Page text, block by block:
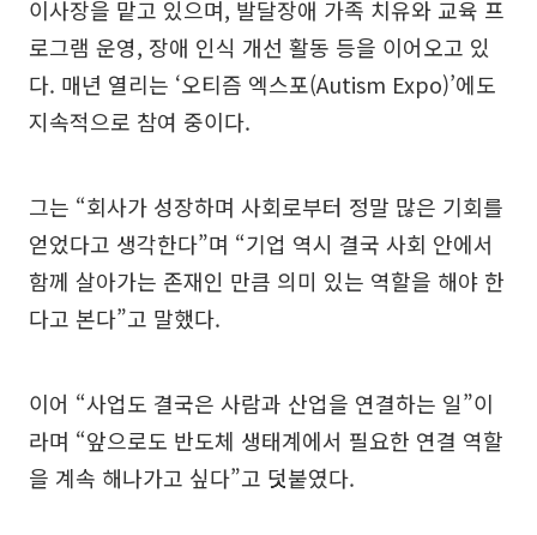
이사장을 맡고 있으며, 발달장애 가족 치유와 교육 프
로그램 운영, 장애 인식 개선 활동 등을 이어오고 있
다. 매년 열리는 ‘오티즘 엑스포(Autism Expo)’에도
지속적으로 참여 중이다.
그는 “회사가 성장하며 사회로부터 정말 많은 기회를
얻었다고 생각한다”며 “기업 역시 결국 사회 안에서
함께 살아가는 존재인 만큼 의미 있는 역할을 해야 한
다고 본다”고 말했다.
이어 “사업도 결국은 사람과 산업을 연결하는 일”이
라며 “앞으로도 반도체 생태계에서 필요한 연결 역할
을 계속 해나가고 싶다”고 덧붙였다.